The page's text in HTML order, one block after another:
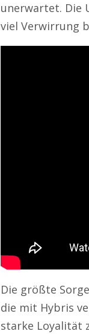
unerwartet. Die
viel Verwirrung
Die größte
die mit Hybris
starke Loyalität